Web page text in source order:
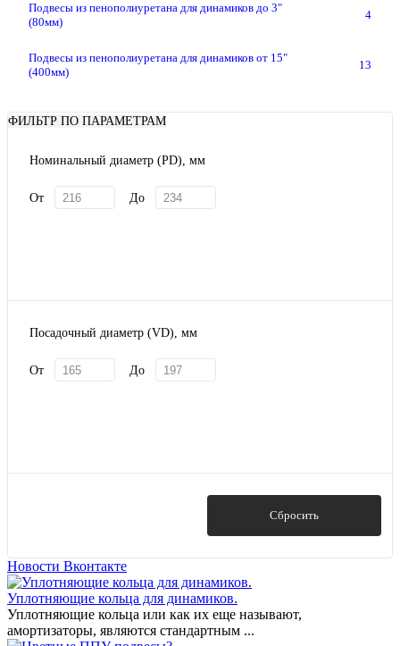
Подвесы из пенополиуретана для динамиков до 3"
(80мм)
4
Подвесы из пенополиуретана для динамиков от 15"
(400мм)
13
ФИЛЬТР ПО ПАРАМЕТРАМ
Номинальный диаметр (PD), мм
От До
Посадочный диаметр (VD), мм
От До
Сбросить
Новости Вконтакте
Уплотняющие кольца для динамиков.
Уплотняющие кольца или как их еще называют,
амортизаторы, являются стандартным ...